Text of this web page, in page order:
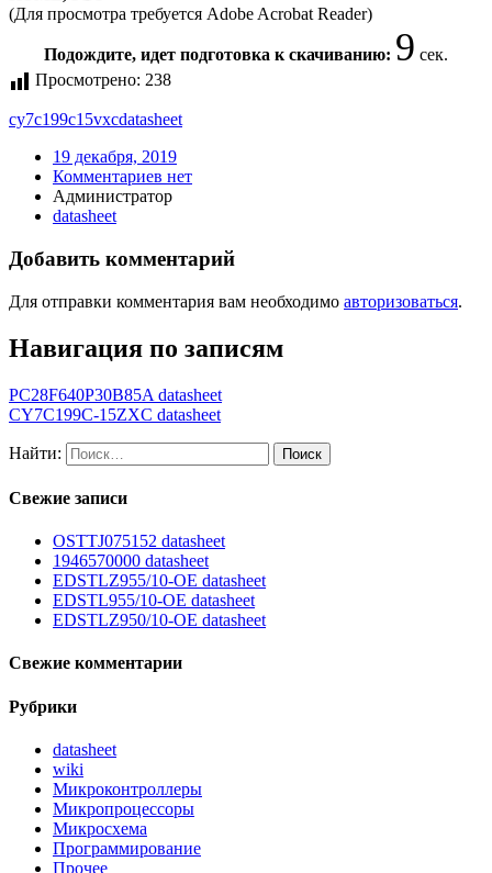
(Для просмотра требуется Adobe Acrobat Reader)
Подождите, идет подготовка к скачиванию: 9 сек.
Просмотрено: 238
cy7c199c15vxcdatasheet
19 декабря, 2019
Комментариев нет
Администратор
datasheet
Добавить комментарий
Для отправки комментария вам необходимо авторизоваться.
Навигация по записям
PC28F640P30B85A datasheet
CY7C199C-15ZXC datasheet
Найти:
Свежие записи
OSTTJ075152 datasheet
1946570000 datasheet
EDSTLZ955/10-OE datasheet
EDSTL955/10-OE datasheet
EDSTLZ950/10-OE datasheet
Свежие комментарии
Рубрики
datasheet
wiki
Микроконтроллеры
Микропроцессоры
Микросхема
Программирование
Прочее